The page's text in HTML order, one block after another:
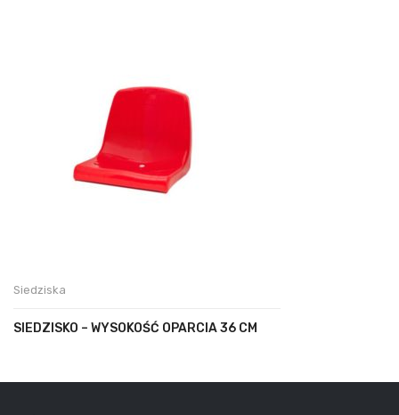
Siedziska
SIEDZISKO – WYSOKOŚĆ OPARCIA 36 CM